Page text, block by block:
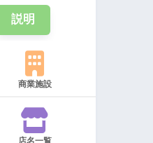
説明
商業施設
店名一覧